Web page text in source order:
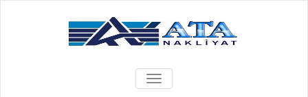
TOGGLE
NAVIGATION